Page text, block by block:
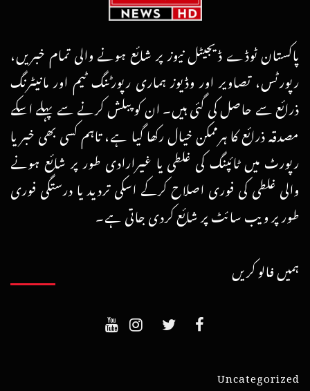
پاکستان ٹوڈے ڈیجیٹل نیوز پر شائع ہونے والی تمام خبریں،
رپورٹس، تصاویر اور وڈیوز ہماری رپورٹنگ ٹیم اور مانیٹرنگ
ذرائع سے حاصل کی گئی ہیں۔ ان کو پبلش کرنے سے پہلے اسکے
مصدقہ ذرائع کا ہرممکن خیال رکھا گیا ہے، تاہم کسی بھی خبر یا
رپورٹ میں ٹائپنگ کی غلطی یا غیرارادی طور پر شائع ہونے
والی غلطی کی فوری اصلاح کرکے اسکی تردید یا درستگی فوری
طور پر ویب سائٹ پر شائع کردی جاتی ہے۔
ہمیں فالو کریں
Uncategorized